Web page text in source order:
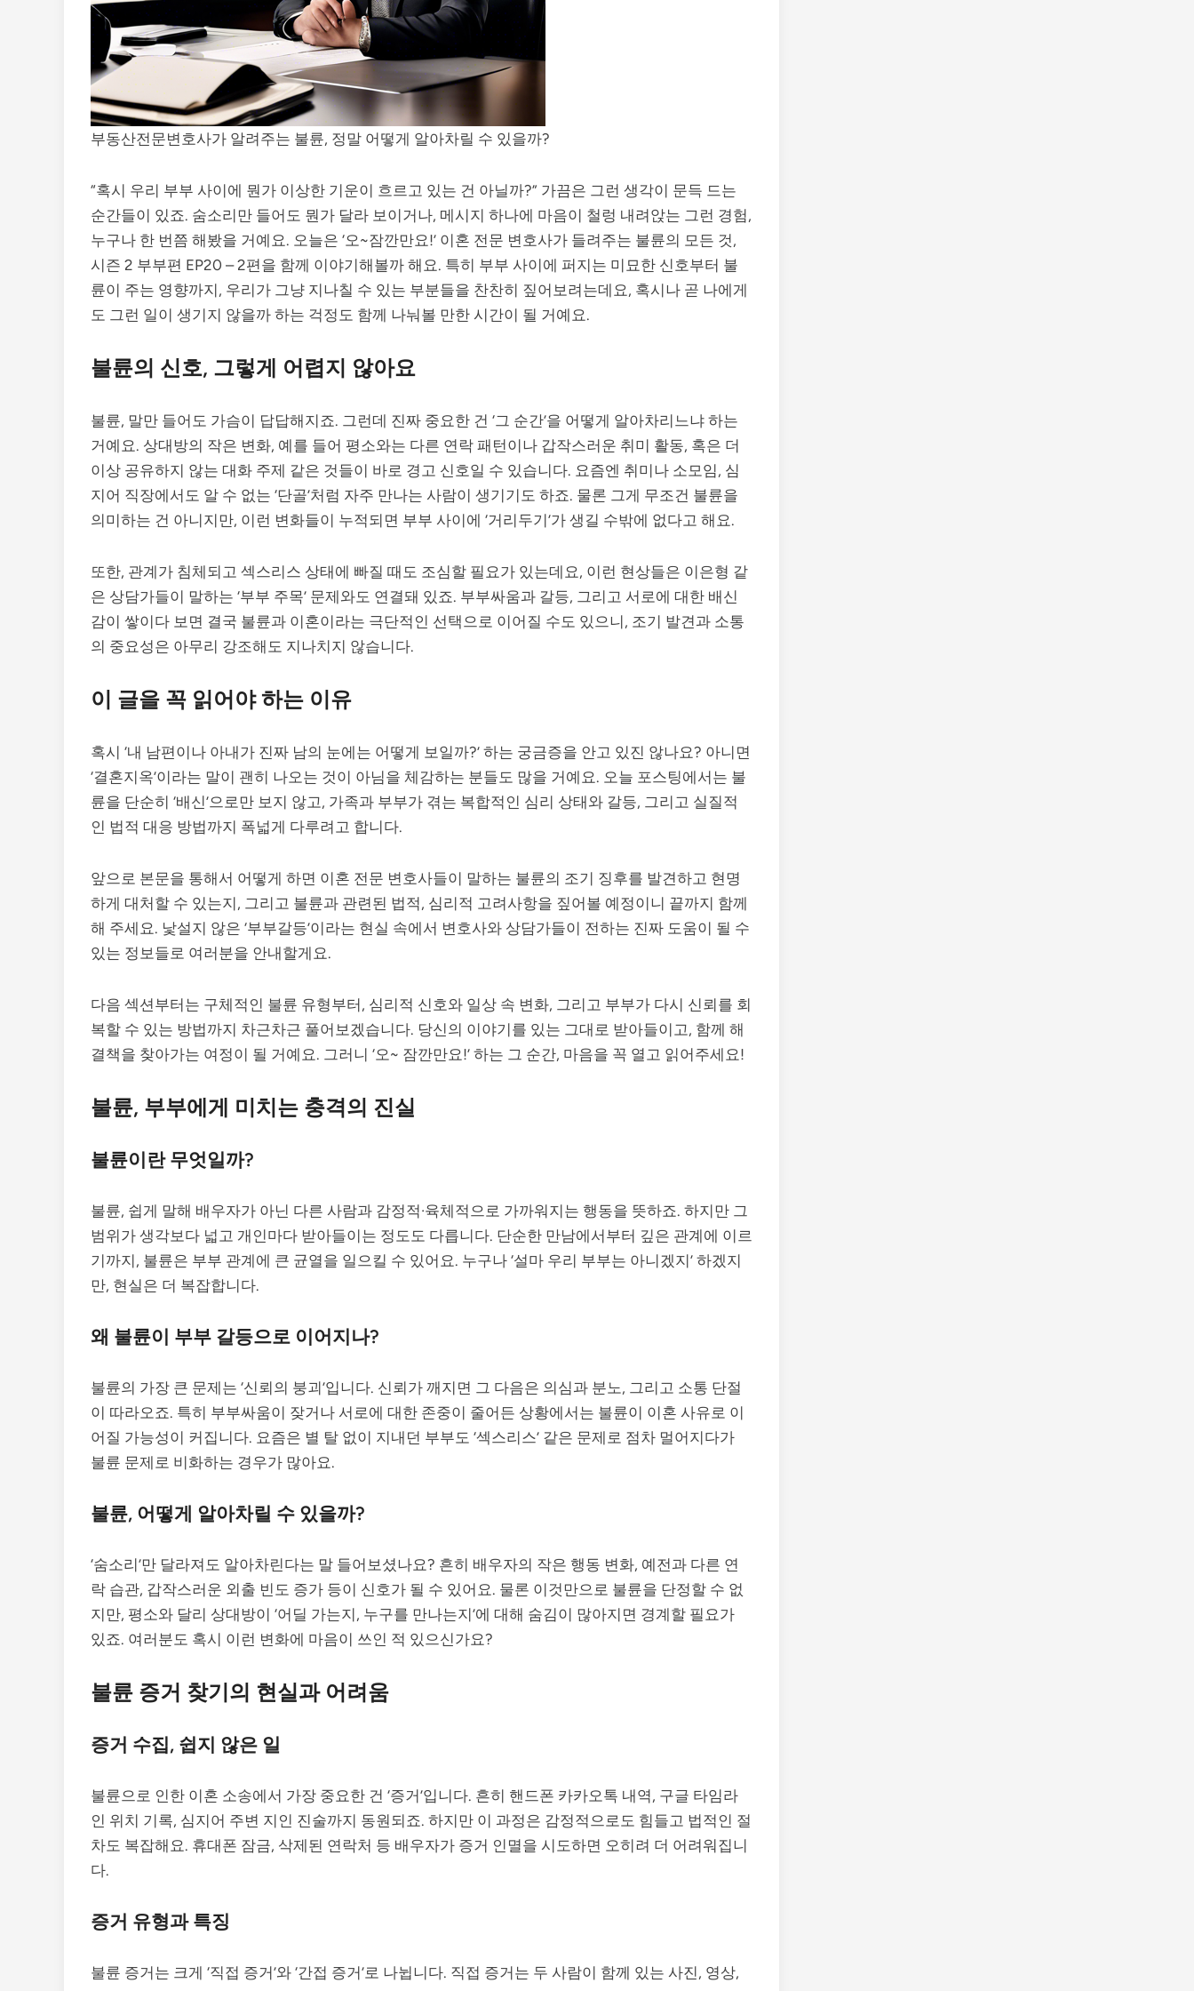
부동산전문변호사가 알려주는 불륜, 정말 어떻게 알아차릴 수 있을까?
“혹시 우리 부부 사이에 뭔가 이상한 기운이 흐르고 있는 건 아닐까?” 가끔은 그런 생각이 문득 드는
순간들이 있죠. 숨소리만 들어도 뭔가 달라 보이거나, 메시지 하나에 마음이 철렁 내려앉는 그런 경험,
누구나 한 번쯤 해봤을 거예요. 오늘은 ‘오~잠깐만요!’ 이혼 전문 변호사가 들려주는 불륜의 모든 것,
시즌 2 부부편 EP20 – 2편을 함께 이야기해볼까 해요. 특히 부부 사이에 퍼지는 미묘한 신호부터 불
륜이 주는 영향까지, 우리가 그냥 지나칠 수 있는 부분들을 찬찬히 짚어보려는데요, 혹시나 곧 나에게
도 그런 일이 생기지 않을까 하는 걱정도 함께 나눠볼 만한 시간이 될 거예요.
불륜의 신호, 그렇게 어렵지 않아요
불륜, 말만 들어도 가슴이 답답해지죠. 그런데 진짜 중요한 건 ‘그 순간’을 어떻게 알아차리느냐 하는
거예요. 상대방의 작은 변화, 예를 들어 평소와는 다른 연락 패턴이나 갑작스러운 취미 활동, 혹은 더
이상 공유하지 않는 대화 주제 같은 것들이 바로 경고 신호일 수 있습니다. 요즘엔 취미나 소모임, 심
지어 직장에서도 알 수 없는 ‘단골’처럼 자주 만나는 사람이 생기기도 하죠. 물론 그게 무조건 불륜을
의미하는 건 아니지만, 이런 변화들이 누적되면 부부 사이에 ‘거리두기’가 생길 수밖에 없다고 해요.
또한, 관계가 침체되고 섹스리스 상태에 빠질 때도 조심할 필요가 있는데요, 이런 현상들은 이은형 같
은 상담가들이 말하는 ‘부부 주목’ 문제와도 연결돼 있죠. 부부싸움과 갈등, 그리고 서로에 대한 배신
감이 쌓이다 보면 결국 불륜과 이혼이라는 극단적인 선택으로 이어질 수도 있으니, 조기 발견과 소통
의 중요성은 아무리 강조해도 지나치지 않습니다.
이 글을 꼭 읽어야 하는 이유
혹시 ‘내 남편이나 아내가 진짜 남의 눈에는 어떻게 보일까?’ 하는 궁금증을 안고 있진 않나요? 아니면
‘결혼지옥’이라는 말이 괜히 나오는 것이 아님을 체감하는 분들도 많을 거예요. 오늘 포스팅에서는 불
륜을 단순히 ‘배신’으로만 보지 않고, 가족과 부부가 겪는 복합적인 심리 상태와 갈등, 그리고 실질적
인 법적 대응 방법까지 폭넓게 다루려고 합니다.
앞으로 본문을 통해서 어떻게 하면 이혼 전문 변호사들이 말하는 불륜의 조기 징후를 발견하고 현명
하게 대처할 수 있는지, 그리고 불륜과 관련된 법적, 심리적 고려사항을 짚어볼 예정이니 끝까지 함께
해 주세요. 낯설지 않은 ‘부부갈등’이라는 현실 속에서 변호사와 상담가들이 전하는 진짜 도움이 될 수
있는 정보들로 여러분을 안내할게요.
다음 섹션부터는 구체적인 불륜 유형부터, 심리적 신호와 일상 속 변화, 그리고 부부가 다시 신뢰를 회
복할 수 있는 방법까지 차근차근 풀어보겠습니다. 당신의 이야기를 있는 그대로 받아들이고, 함께 해
결책을 찾아가는 여정이 될 거예요. 그러니 ‘오~ 잠깐만요!’ 하는 그 순간, 마음을 꼭 열고 읽어주세요!
불륜, 부부에게 미치는 충격의 진실
불륜이란 무엇일까?
불륜, 쉽게 말해 배우자가 아닌 다른 사람과 감정적·육체적으로 가까워지는 행동을 뜻하죠. 하지만 그
범위가 생각보다 넓고 개인마다 받아들이는 정도도 다릅니다. 단순한 만남에서부터 깊은 관계에 이르
기까지, 불륜은 부부 관계에 큰 균열을 일으킬 수 있어요. 누구나 ‘설마 우리 부부는 아니겠지’ 하겠지
만, 현실은 더 복잡합니다.
왜 불륜이 부부 갈등으로 이어지나?
불륜의 가장 큰 문제는 ‘신뢰의 붕괴’입니다. 신뢰가 깨지면 그 다음은 의심과 분노, 그리고 소통 단절
이 따라오죠. 특히 부부싸움이 잦거나 서로에 대한 존중이 줄어든 상황에서는 불륜이 이혼 사유로 이
어질 가능성이 커집니다. 요즘은 별 탈 없이 지내던 부부도 ‘섹스리스’ 같은 문제로 점차 멀어지다가
불륜 문제로 비화하는 경우가 많아요.
불륜, 어떻게 알아차릴 수 있을까?
‘숨소리’만 달라져도 알아차린다는 말 들어보셨나요? 흔히 배우자의 작은 행동 변화, 예전과 다른 연
락 습관, 갑작스러운 외출 빈도 증가 등이 신호가 될 수 있어요. 물론 이것만으로 불륜을 단정할 수 없
지만, 평소와 달리 상대방이 ‘어딜 가는지, 누구를 만나는지’에 대해 숨김이 많아지면 경계할 필요가
있죠. 여러분도 혹시 이런 변화에 마음이 쓰인 적 있으신가요?
불륜 증거 찾기의 현실과 어려움
증거 수집, 쉽지 않은 일
불륜으로 인한 이혼 소송에서 가장 중요한 건 ‘증거’입니다. 흔히 핸드폰 카카오톡 내역, 구글 타임라
인 위치 기록, 심지어 주변 지인 진술까지 동원되죠. 하지만 이 과정은 감정적으로도 힘들고 법적인 절
차도 복잡해요. 휴대폰 잠금, 삭제된 연락처 등 배우자가 증거 인멸을 시도하면 오히려 더 어려워집니
다.
증거 유형과 특징
불륜 증거는 크게 ‘직접 증거’와 ‘간접 증거’로 나뉩니다. 직접 증거는 두 사람이 함께 있는 사진, 영상,